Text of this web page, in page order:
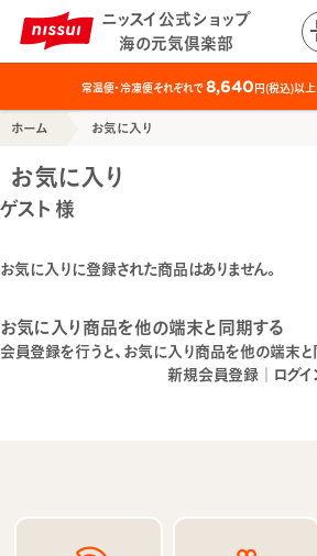
ニッスイ公式ショップ
海の元気倶楽部
常温便・冷凍便それぞれで8,640円(税込)以上
ホーム お気に入り
お気に入り
ゲスト 様
お気に入りに登録された商品はありません。
お気に入り商品を他の端末と同期する
会員登録を行うと、お気に入り商品を他の端末と
新規会員登録 ｜ ログイ